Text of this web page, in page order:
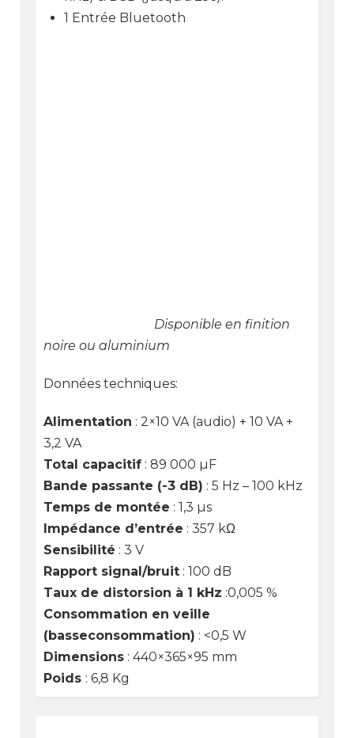
1 Entrée Bluetooth
Disponible en finition
noire ou aluminium
Données techniques:
Alimentation : 2×10 VA (audio) + 10 VA +
3,2 VA
Total capacitif: 89 000 µF
Bande passante (-3 dB) : 5 Hz – 100 kHz
Temps de montée : 1,3 µs
Impédance d’entrée : 357 kΩ
Sensibilité : 3 V
Rapport signal/bruit: 100 dB
Taux de distorsion à 1 kHz :0,005 %
Consommation en veille
(basseconsommation) : <0,5 W
Dimensions: 440×365×95 mm
Poids : 6,8 Kg